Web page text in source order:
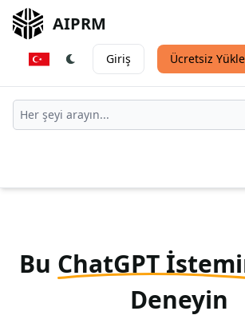
AIPRM
Giriş Ücretsiz
Bu ChatGPT
Deneyin